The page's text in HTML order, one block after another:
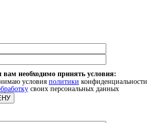
необходимо принять условия:
условия политики конфиденциальности
своих персональных данных